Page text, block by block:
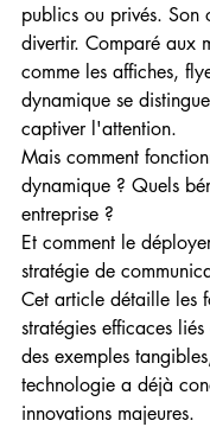
publics ou privés. Son
divertir. Comparé aux
comme les affiches,
dynamique se
captiver l'attention.
Mais comment
dynamique ? Quels
entreprise ?
Et comment le
stratégie de
Cet article détaille les
stratégies efficaces
des exemples
technologie a déjà
innovations majeures.